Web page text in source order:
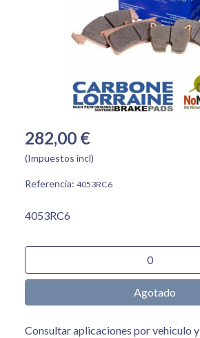
282,00 €
(Impuestos incl)
Referencia: 4053RC6
4053RC6
Agotado
Consultar aplicaciones por vehiculo